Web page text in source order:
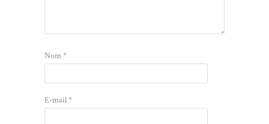
Nom*
E-mail*